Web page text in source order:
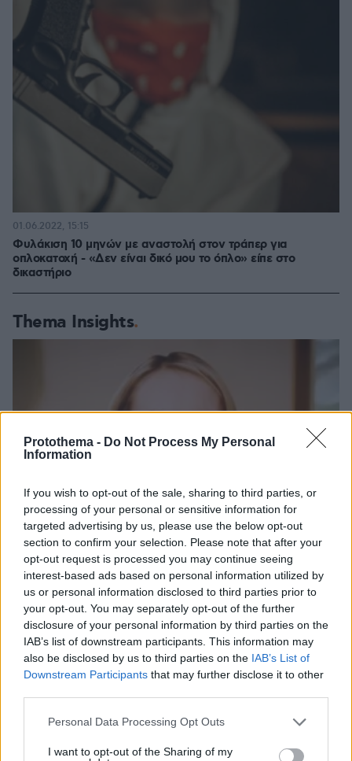
Protothema - Do Not Process My Personal
Information
If you wish to opt-out of the sale, sharing to third parties, or
processing of your personal or sensitive information for
targeted advertising by us, please use the below opt-out
section to confirm your selection. Please note that after your
opt-out request is processed you may continue seeing
interest-based ads based on personal information utilized by
us or personal information disclosed to third parties prior to
your opt-out. You may separately opt-out of the further
disclosure of your personal information by third parties on the
IAB’s list of downstream participants. This information may
also be disclosed by us to third parties on the IAB’s List of
Downstream Participants that may further disclose it to other
Please note that this website/app uses one or more Google
not limited to your visit or usage behaviour. You may click to
Personal Data Processing Opt Outs
I want to opt-out of the Sharing of my
Φυλάκιση 10 μηνών με αναστολή στον τράπερ για
οπλοκατοχή - «Δεν είναι δικό μου το όπλο» είπε στο
δικαστήριο
01.06.2022, 15:15
Thema Insights
Το DEI College παρουσιάζει τη Sophia. Την πρώτη 24/7
φοιτητές
30.07.2026, 09:33